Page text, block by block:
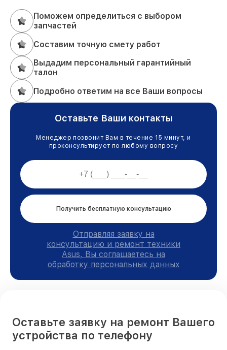
Поможем определиться с выбором
запчастей
Составим точную смету работ
Выдадим персональный гарантийный
талон
Подробно ответим на все Ваши вопросы
Оставьте Ваши контакты
Менеджер позвонит Вам в течение 15 минут, и
проконсультирует по любому вопросу
Получить бесплатную консультацию
Отправляя заявку на
консультацию и ремонт техники
Asus, Вы соглашаетесь на
обработку персональных данных
Оставьте заявку на ремонт Вашего
устройства по телефону